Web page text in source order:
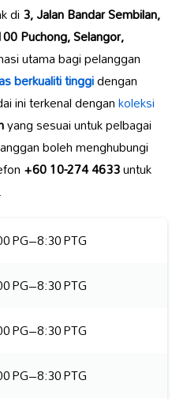
di3, Jalan Bandar Sembilan,
Puchong, Selangor,
utama bagi pelanggan
berkualiti tinggidengan
ini terkenal dengankoleksi
yang sesuai untuk pelbagai
boleh menghubungi
+60 10-274 4633untuk
PG–8:30 PTG
PG–8:30 PTG
PG–8:30 PTG
PG–8:30 PTG